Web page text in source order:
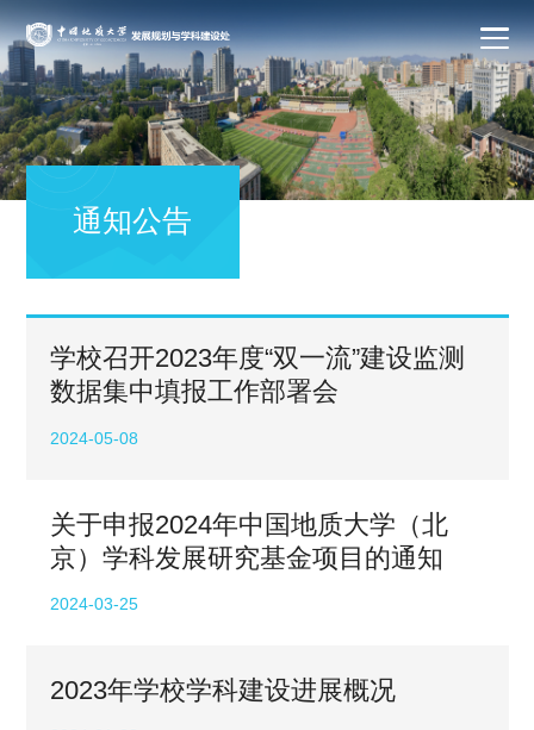
通知公告
学校召开2023年度“双一流”建设监测
数据集中填报工作部署会
2024-05-08
关于申报2024年中国地质大学（北
京）学科发展研究基金项目的通知
2024-03-25
2023年学校学科建设进展概况